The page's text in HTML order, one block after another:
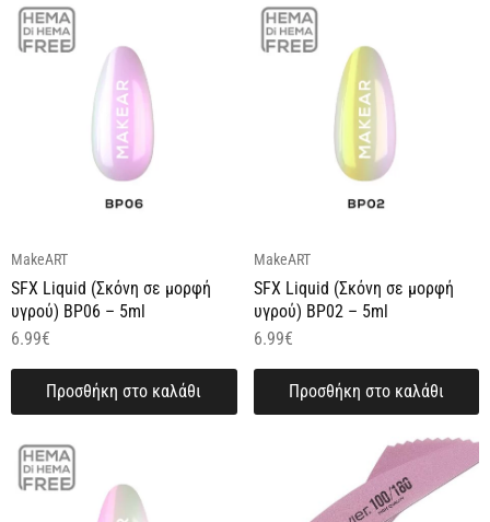
MakeART
SFX Liquid (Σκόνη σε μορφή
υγρού) BP06 – 5ml
6.99€
Προσθήκη στο καλάθι
MakeART
SFX Liquid (Σκόνη σε μορφή
υγρού) BP02 – 5ml
6.99€
Προσθήκη στο καλάθι